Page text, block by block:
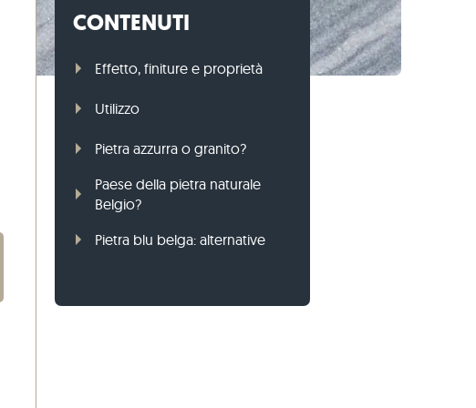
Cordoli per prato di gneiss
CONTENUTI
Effetto, finiture e proprietà
Utilizzo
Pietra azzurra o granito?
Paese della pietra naturale
Belgio?
Pietra blu belga: alternative